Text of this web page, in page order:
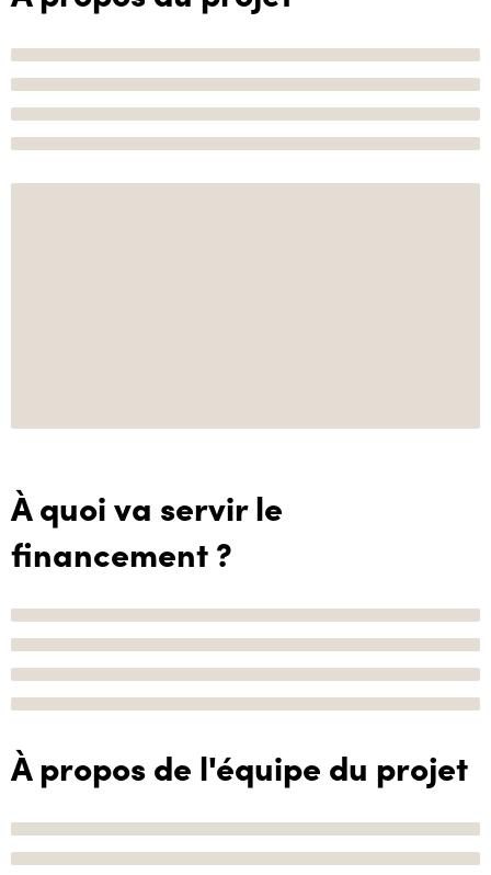
À quoi va servir le
financement ?
À propos de l'équipe du projet